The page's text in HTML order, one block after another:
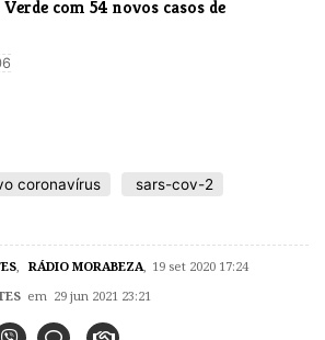
com 54 novos casos de
coronavírus
sars-cov-2
RÁDIO MORABEZA 19 set 2020 17:24
em 29 jun 2021 23:21